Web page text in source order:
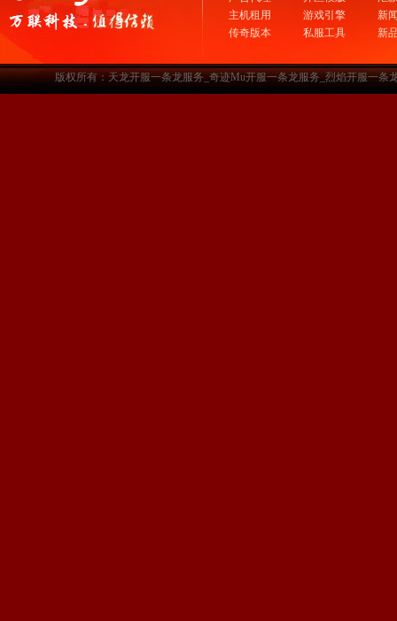
主机租用
传奇版本
游戏引擎
私服工具
新
新
版权所有：天龙开服一条龙服务_奇迹Mu开服一条龙服务_烈焰开服一条